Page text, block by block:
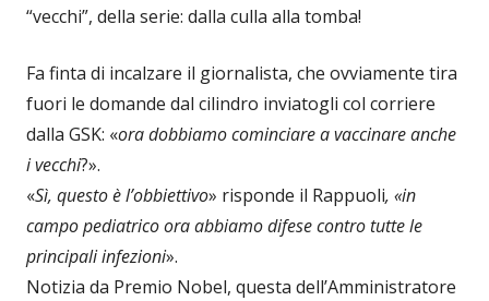
“vecchi”, della serie: dalla culla alla tomba!
Fa finta di incalzare il giornalista, che ovviamente tira
fuori le domande dal cilindro inviatogli col corriere
dalla GSK: «ora dobbiamo cominciare a vaccinare anche
i vecchi?».
«Sì, questo è l’obbiettivo» risponde il Rappuoli, «in
campo pediatrico ora abbiamo difese contro tutte le
principali infezioni».
Notizia da Premio Nobel, questa dell’Amministratore